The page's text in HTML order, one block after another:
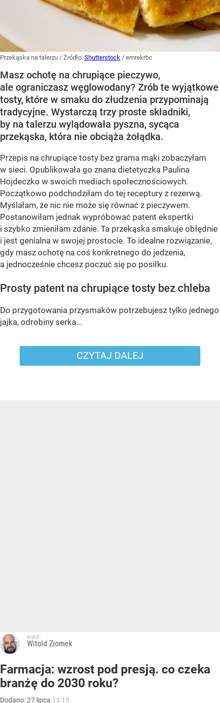
Przekąska na talerzu / Źródło: Shutterstock / emrekrbc
Masz ochotę na chrupiące pieczywo,
ale ograniczasz węglowodany? Zrób te wyjątkowe
tosty, które w smaku do złudzenia przypominają
tradycyjne. Wystarczą trzy proste składniki,
by na talerzu wylądowała pyszna, sycąca
przekąska, która nie obciąża żołądka.
Przepis na chrupiące tosty bez grama mąki zobaczyłam
w sieci. Opublikowała go znana dietetyczka Paulina
Hojdeczko w swoich mediach społecznościowych.
Początkowo podchodziłam do tej receptury z rezerwą.
Myślałam, że nic nie może się równać z pieczywem.
Postanowiłam jednak wypróbować patent ekspertki
i szybko zmieniłam zdanie. Ta przekąska smakuje obłędnie
i jest genialna w swojej prostocie. To idealne rozwiązanie,
gdy masz ochotę na coś konkretnego do jedzenia,
a jednocześnie chcesz poczuć się po posiłku.
Prosty patent na chrupiące tosty bez chleba
Do przygotowania przysmaków potrzebujesz tylko jednego
jajka, odrobiny serka...
CZYTAJ DALEJ
Autor:
Witold Ziomek
Farmacja: wzrost pod presją. co czeka
branżę do 2030 roku?
Dodano:27 lipca 13:15